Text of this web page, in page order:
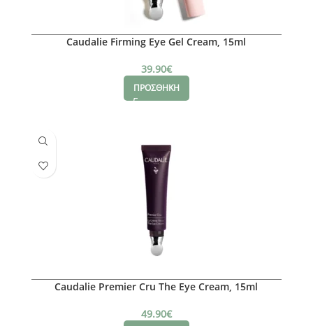
Caudalie Firming Eye Gel Cream, 15ml
39.90€
ΠΡΟΣΘΗΚΗ
Caudalie Premier Cru The Eye Cream, 15ml
49.90€